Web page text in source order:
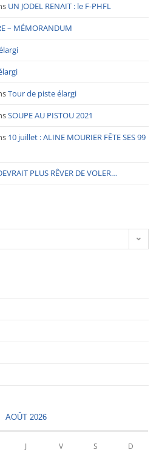
UN JODEL RENAIT : le F-PHFL
– MÉMORANDUM
Tour de piste élargi
SOUPE AU PISTOU 2021
10 juillet : ALINE MOURIER FÊTE SES 99
PLUS RÊVER DE VOLER…
AOÛT 2026
J V S D